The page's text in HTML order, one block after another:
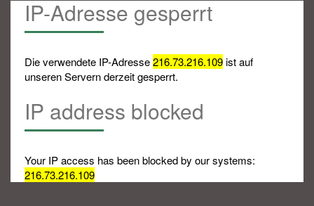
IP-Adresse gesperrt
Die verwendete IP-Adresse216.73.216.109ist auf
unseren Servern derzeit gesperrt.
IP address blocked
Your IP access has been blocked by our systems:
216.73.216.109